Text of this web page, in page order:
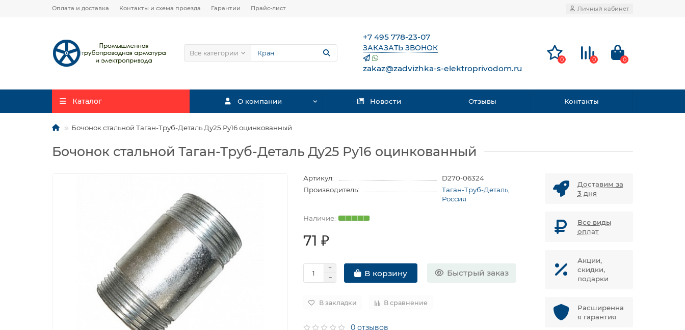
Оплата и доставка Контакты и схема проезда Гарантии Прайс-лист Личный кабинет
Все категории
+7 495 778-23-07
ЗАКАЗАТЬ ЗВОНОК
zakaz@zadvizhka-s-elektroprivodom.ru
0 0 0
Каталог О компании Новости Отзывы Контакты
Бочонок стальной Таган-Труб-Деталь Ду25 Ру16 оцинкованный
Бочонок стальной Таган-Труб-Деталь Ду25 Ру16 оцинкованный
Артикул:
D270-06324
Производитель:
Таган-Труб-Деталь,
Россия
71 ₽
В корзину Быстрый заказ
В закладки В сравнение
0 отзывов
Доставим за
3 дня
Все виды
оплат
Акции,
скидки,
подарки
Расширенна
я гарантия